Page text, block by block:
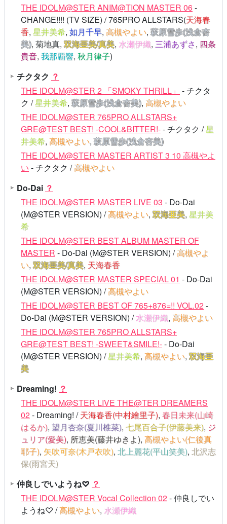
THE IDOLM@STER ANIM@TION MASTER 06-
CHANGE!!!! (TV SIZE) / 765PRO ALLSTARS(天海春
香, 星井美希, 如月千早, 高槻やよい,萩原雪歩(浅倉杏
美), 菊地真,双海亜美/真美, 水瀬伊織, 三浦あずさ, 四条
貴音, 我那覇響, 秋月律子)
チクタク ？
THE IDOLM@STER 2 「SMOKY THRILL」 - チクタ
ク /星井美希,萩原雪歩(浅倉杏美), 高槻やよい
THE IDOLM@STER 765PRO ALLSTARS+
GRE@TEST BEST! -COOL&BITTER!-- チクタク /星
井美希, 高槻やよい,萩原雪歩(浅倉杏美)
THE IDOLM@STER MASTER ARTIST 3 10 高槻やよ
い - チクタク /高槻やよい
Do-Dai ？
THE IDOLM@STER MASTER LIVE 03 - Do-Dai
(M@STER VERSION) /高槻やよい,双海亜美, 星井美
希
THE IDOLM@STER BEST ALBUM MASTER OF
MASTER - Do-Dai (M@STER VERSION) /高槻やよ
い,双海亜美/真美, 天海春香
THE IDOLM@STER MASTER SPECIAL 01 - Do-Dai
(M@STER VERSION) /高槻やよい
THE IDOLM@STER BEST OF 765+876=!! VOL.02-
Do-Dai (M@STER VERSION) /水瀬伊織, 高槻やよい
THE IDOLM@STER 765PRO ALLSTARS+
GRE@TEST BEST! -SWEET&SMILE!-- Do-Dai
(M@STER VERSION) /星井美希, 高槻やよい,双海亜
美
Dreaming! ？
THE IDOLM@STER LIVE THE@TER DREAMERS
02- Dreaming! /天海春香(中村繪里子), 春日未来(山崎
はるか), 望月杏奈(夏川椎菜), 七尾百合子(伊藤美来), ジ
ュリア(愛美), 所恵美(藤井ゆきよ), 高槻やよい(仁後真
耶子), 矢吹可奈(木戸衣吹), 北上麗花(平山笑美), 北沢志
保(雨宮天)
仲良しでいようね♡ ？
THE IDOLM@STER Vocal Collection 02- 仲良しでい
ようね♡ /高槻やよい, 水瀬伊織